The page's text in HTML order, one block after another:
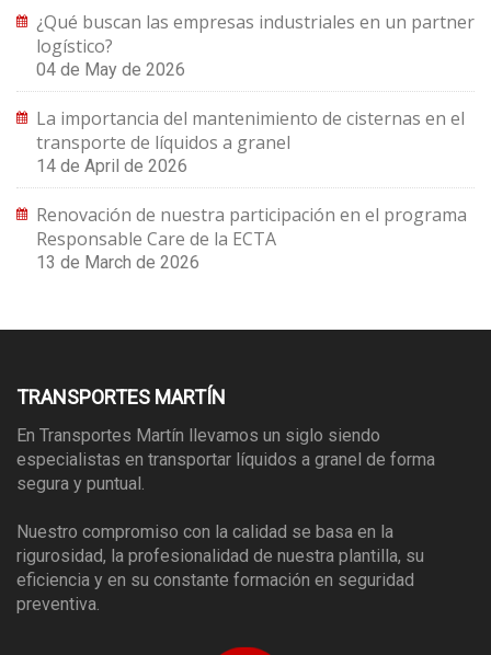
¿Qué buscan las empresas industriales en un partner
logístico?
04 de May de 2026
La importancia del mantenimiento de cisternas en el
transporte de líquidos a granel
14 de April de 2026
Renovación de nuestra participación en el programa
Responsable Care de la ECTA
13 de March de 2026
TRANSPORTES MARTÍN
En Transportes Martín llevamos un siglo siendo
especialistas en transportar líquidos a granel de forma
segura y puntual.
Nuestro compromiso con la calidad se basa en la
rigurosidad, la profesionalidad de nuestra plantilla, su
eficiencia y en su constante formación en seguridad
preventiva.